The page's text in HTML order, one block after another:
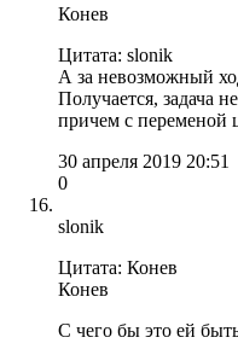
Конев
Цитата: slonik
А за невозможный
Получается, задача
причем с переменой
30 апреля 2019 20:51
0
slonik
Цитата: Конев
Конев
С чего бы это ей